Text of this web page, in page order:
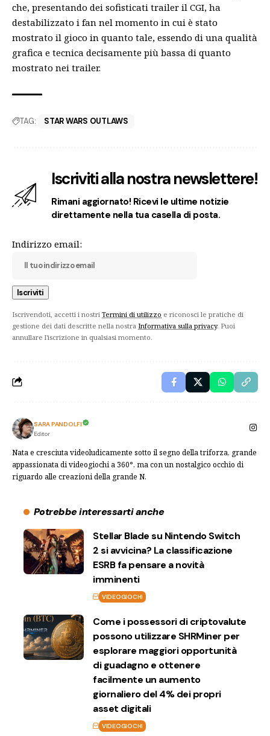
che, presentando dei sofisticati trailer il CGI, ha
destabilizzato i fan nel momento in cui è stato
mostrato il gioco in quanto tale, essendo di una qualità
grafica e tecnica decisamente più bassa di quanto
mostrato nei trailer.
TAG: STAR WARS OUTLAWS
Iscriviti alla nostra newslettere!
Rimani aggiornato! Ricevi le ultime notizie
direttamente nella tua casella di posta.
Indirizzo email:
Iscrivendoti, accetti i nostri Termini di utilizzo e riconosci le pratiche di
gestione dei dati descritte nella nostra Informativa sulla privacy. Puoi
annullare l'iscrizione in qualsiasi momento.
SARA PANDOLFI
Editor
Nata e cresciuta videoludicamente sotto il segno della triforza, grande
appassionata di videogiochi a 360°, ma con un nostalgico occhio di
riguardo alle creazioni della grande N.
Potrebbe interessarti anche
Stellar Blade su Nintendo Switch
2 si avvicina? La classificazione
ESRB fa pensare a novità
imminenti
VIDEOGIOCHI
Come i possessori di criptovalute
possono utilizzare SHRMiner per
esplorare maggiori opportunità
di guadagno e ottenere
facilmente un aumento
giornaliero del 4% dei propri
asset digitali
VIDEOGIOCHI